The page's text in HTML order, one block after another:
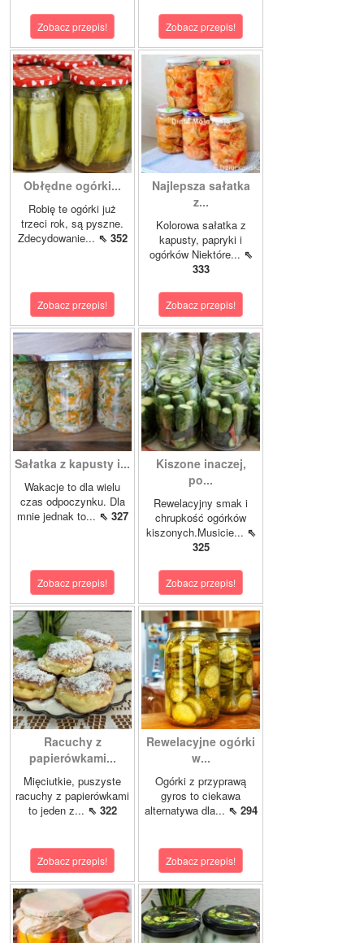
Zobacz przepis! Zobacz przepis!
Obłędne ogórki...
Robię te ogórki już
trzeci rok, są pyszne.
Zdecydowanie... ⇖ 352
Zobacz przepis!
Najlepsza sałatka
z...
Kolorowa sałatka z
kapusty, papryki i
ogórków Niektóre... ⇖
333
Zobacz przepis!
Sałatka z kapusty i...
Wakacje to dla wielu
czas odpoczynku. Dla
mnie jednak to... ⇖ 327
Zobacz przepis!
Kiszone inaczej,
po...
Rewelacyjny smak i
chrupkość ogórków
kiszonych.Musicie... ⇖
325
Zobacz przepis!
Racuchy z
papierówkami...
Mięciutkie, puszyste
racuchy z papierówkami
to jeden z... ⇖ 322
Zobacz przepis!
Rewelacyjne ogórki
w...
Ogórki z przyprawą
gyros to ciekawa
alternatywa dla... ⇖ 294
Zobacz przepis!